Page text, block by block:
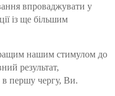
впроваджувати у
із ще більшим
нашим стимулом до
результат,
в першу чергу, Ви.